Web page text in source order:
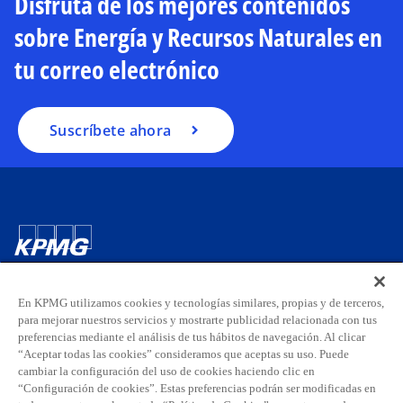
sobre Energía y Recursos Naturales en
tu correo electrónico
Suscríbete ahora
e
n
u
n
n
e
v
a
Contacta con nosotros
Sobre KPMG
Carreras
En KPMG utilizamos cookies y tecnologías similares, propias y de terceros,
para mejorar nuestros servicios y mostrarte publicidad relacionada con tus
preferencias mediante el análisis de tus hábitos de navegación. Al clicar
“Aceptar todas las cookies” consideramos que aceptas su uso. Puede
cambiar la configuración del uso de cookies haciendo clic en
“Configuración de cookies”. Estas preferencias podrán ser modificadas en